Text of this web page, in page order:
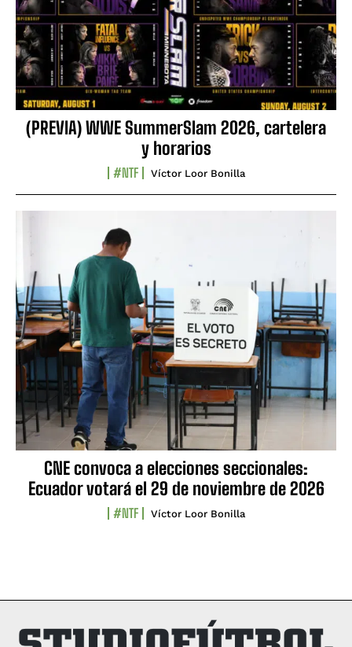
(PREVIA) WWE SummerSlam 2026, cartelera
y horarios
#NTF Víctor Loor Bonilla
CNE convoca a elecciones seccionales:
Ecuador votará el 29 de noviembre de 2026
#NTF Víctor Loor Bonilla